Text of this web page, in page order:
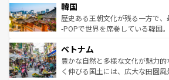
ワイを、存分に味わってほしい。 なお、新着のハワイ情報
はコンテンツ一覧を参照してほし
いる。アクティビティも充実して
ビング、ハイキングなど、アウ
い。オーストラリアの多彩な魅
参照してほしい。
ン）、静ひつな山岳地帯である台
と山間の静けさが共存しており
驚きをもたらしてくれる。また
容にもいいと評判のスイーツなど
が味わえる。 なお、新着の台湾
照してほしい。
韓国
歴史ある王朝文化が残る一方で
-POPで世界を席巻している韓国
き、地方に足を延ばせば四季折々
できる。そして、キムチや焼肉
まで、さまざまな韓国料理が待
ベトナム
豊かな自然と多様な文化が魅力
く伸びる国土には、広大な田園